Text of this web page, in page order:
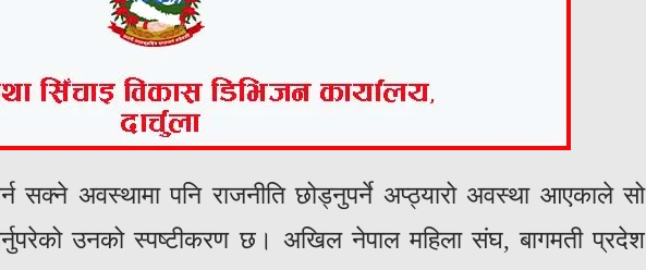
सक्ने अवस्थामा पनि राजनीति छोड्नुपर्ने अप्ठ्यारो अवस्था आएकाले सो
उनको स्पष्टीकरण छ। अखिल नेपाल महिला संघ, बागमती प्रदेश